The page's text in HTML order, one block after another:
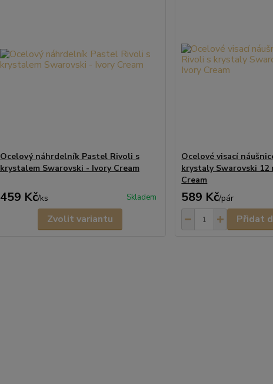
Ocelový náhrdelník Pastel Rivoli s
krystalem Swarovski - Ivory Cream
459 Kč/ks Skladem
Zvolit variantu
Ocelové visací
krystaly Swarovski 12
Cream
589 Kč/pár
Přidat